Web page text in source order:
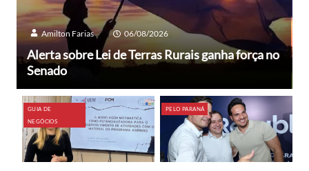
Amilton Farias 06/08/2026
Alerta sobre Lei de Terras Rurais ganha força no
Senado
GUIA DE
NEGÓCIOS
PELO PARANÁ